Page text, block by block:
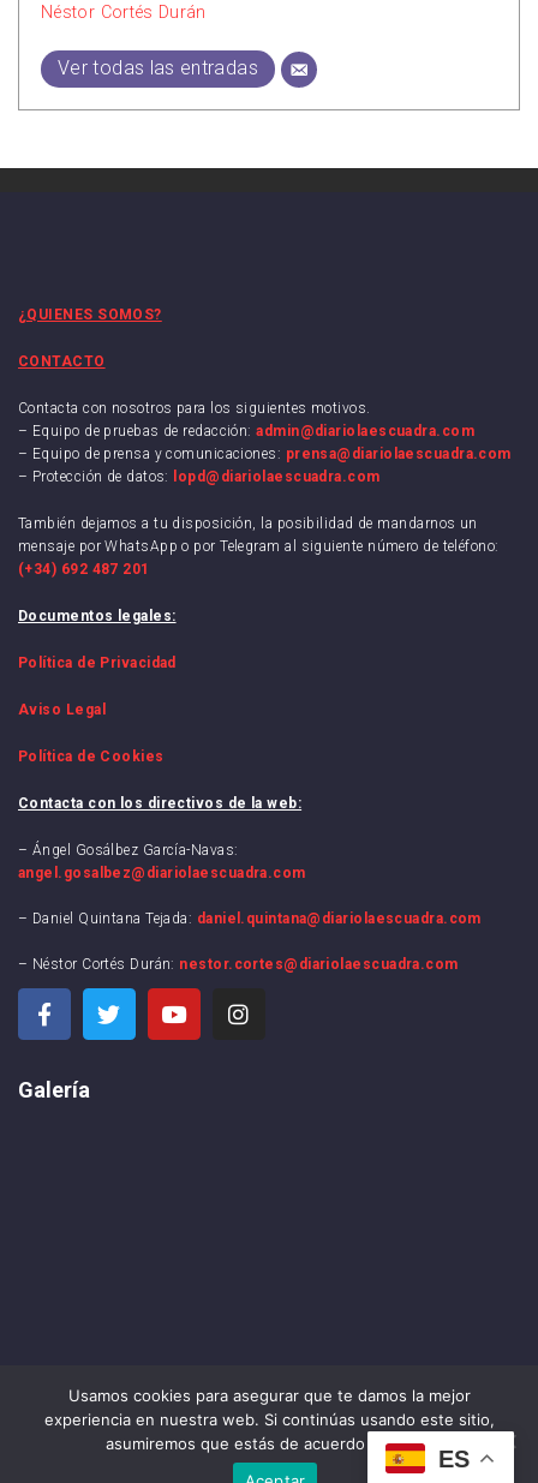
Néstor Cortés Durán
Ver todas las entradas
¿QUIENES SOMOS?
CONTACTO
Contacta con nosotros para los siguientes motivos.
– Equipo de pruebas de redacción:admin@diariolaescuadra.com
– Equipo de prensa y comunicaciones: prensa@diariolaescuadra.com
– Protección de datos:
lopd@diariolaescuadra.com
También dejamos a tu disposición, la posibilidad de mandarnos un
mensaje por WhatsApp o por Telegram al siguiente número de teléfono:
(+34) 692 487 201
Documentos legales:
Política de Privacidad
Aviso Legal
Política de Cookies
Contacta con los directivos de la web:
– Ángel Gosálbez García-Navas:
angel.gosalbez@diariolaescuadra.com
– Daniel Quintana Tejada: daniel.quintana@diariolaescuadra.com
– Néstor Cortés Durán: nestor.cortes@diariolaescuadra.com
Galería
DIARIO LA ESCUADRA ©2024 . All rights reserved
ES
Usamos cookies para asegurar que te damos la mejor
experiencia en nuestra web. Si continúas usando este sitio,
asumiremos que estás de acuerdo con ello.